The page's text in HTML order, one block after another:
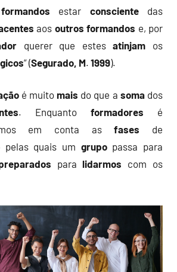
formandos estar conscientedas
aos outros formandos e, por
querer que estesatinjam os
” (Segurado, M. 1999).
é muitomais do que a somados
. Enquanto formadores é
em conta asfases de
pelas quais um grupopassa para
paralidarmos com os